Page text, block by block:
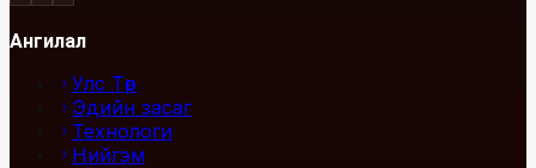
Ангилал
Улс Төр
Эдийн засаг
Технологи
Нийгэм